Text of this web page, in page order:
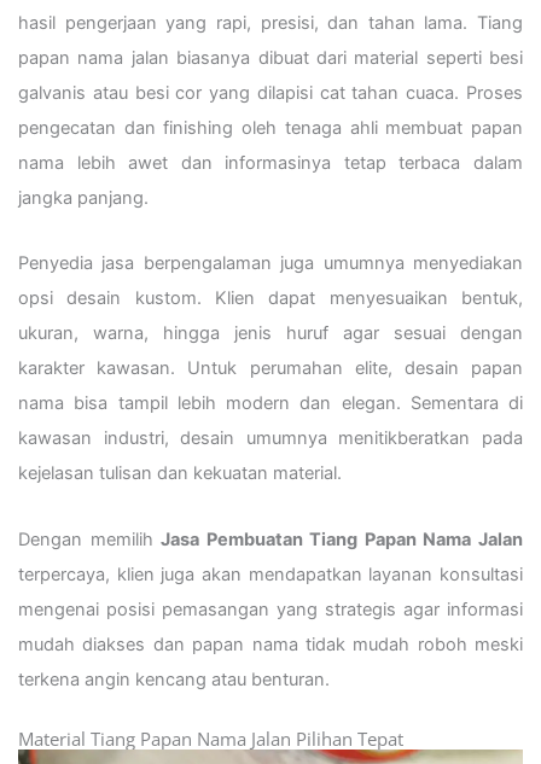
hasil pengerjaan yang rapi, presisi, dan tahan lama. Tiang
papan nama jalan biasanya dibuat dari material seperti besi
galvanis atau besi cor yang dilapisi cat tahan cuaca. Proses
pengecatan dan finishing oleh tenaga ahli membuat papan
nama lebih awet dan informasinya tetap terbaca dalam
jangka panjang.
Penyedia jasa berpengalaman juga umumnya menyediakan
opsi desain kustom. Klien dapat menyesuaikan bentuk,
ukuran, warna, hingga jenis huruf agar sesuai dengan
karakter kawasan. Untuk perumahan elite, desain papan
nama bisa tampil lebih modern dan elegan. Sementara di
kawasan industri, desain umumnya menitikberatkan pada
kejelasan tulisan dan kekuatan material.
Dengan memilihJasa Pembuatan Tiang Papan Nama Jalan
terpercaya, klien juga akan mendapatkan layanan konsultasi
mengenai posisi pemasangan yang strategis agar informasi
mudah diakses dan papan nama tidak mudah roboh meski
terkena angin kencang atau benturan.
Material Tiang Papan Nama Jalan Pilihan Tepat